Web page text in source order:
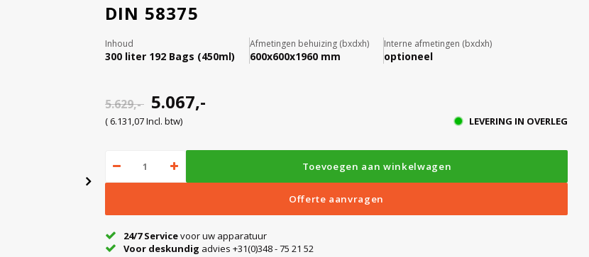
DIN 58375
Inhoud
300 liter 192 Bags (450ml)
Afmetingen behuizing (bxdxh)
600x600x1960 mm
Interne afmetingen (bxdxh)
optioneel
5.629,- 5.067,-
( 6.131,07 Incl. btw) LEVERING IN OVERLEG
Toevoegen aan winkelwagen
Offerte aanvragen
24/7 Servicevoor uw apparatuur
Voor deskundig advies +31(0)348 - 75 21 52